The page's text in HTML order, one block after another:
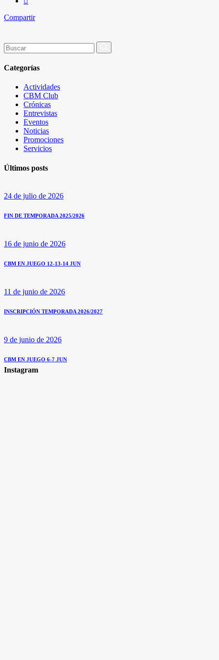
Compartir
Buscar
por:
Categorías
Actividades
CBM Club
Crónicas
Entrevistas
Eventos
Noticias
Promociones
Servicios
Últimos posts
24 de julio de 2026
FIN DE TEMPORADA 2025/2026
16 de junio de 2026
CBM EN JUEGO 12-13-14 JUN
11 de junio de 2026
INSCRIPCIÓN TEMPORADA 2026/2027
9 de junio de 2026
CBM EN JUEGO 6-7 JUN
Instagram